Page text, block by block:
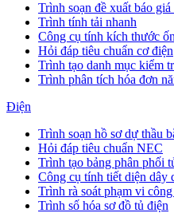
Trình soạn đề xuất báo
Trình tính tải nhanh
Công cụ tính kích thước
Hỏi đáp tiêu chuẩn cơ điện
Trình tạo danh mục kiểm
Trình phân tích hóa đơn
Điện
Trình soạn hồ sơ dự thầu
Hỏi đáp tiêu chuẩn NEC
Trình tạo bảng phân phối
Công cụ tính tiết diện dây
Trình rà soát phạm vi
Trình số hóa sơ đồ tủ điện